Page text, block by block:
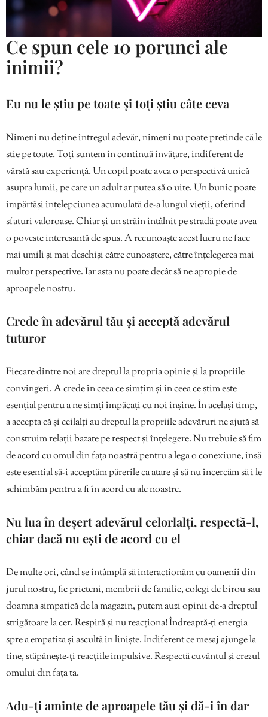
Ce spun cele 10 porunci ale
inimii?
Eu nu le știu pe toate și toți știu câte ceva
Nimeni nu deține întregul adevăr, nimeni nu poate pretinde că le
știe pe toate. Toți suntem în continuă învățare, indiferent de
vârstă sau experiență. Un copil poate avea o perspectivă unică
asupra lumii, pe care un adult ar putea să o uite. Un bunic poate
împărtăși înțelepciunea acumulată de-a lungul vieții, oferind
sfaturi valoroase. Chiar și un străin întâlnit pe stradă poate avea
o poveste interesantă de spus. A recunoaște acest lucru ne face
mai umili și mai deschiși către cunoaștere, către înțelegerea mai
multor perspective. Iar asta nu poate decât să ne apropie de
aproapele nostru.
Crede în adevărul tău și acceptă adevărul
tuturor
Fiecare dintre noi are dreptul la propria opinie și la propriile
convingeri. A crede în ceea ce simțim și în ceea ce știm este
esențial pentru a ne simți împăcați cu noi înșine. În același timp,
a accepta că și ceilalți au dreptul la propriile adevăruri ne ajută să
construim relații bazate pe respect și înțelegere. Nu trebuie să fim
de acord cu omul din fața noastră pentru a lega o conexiune, însă
este esențial să-i acceptăm părerile ca atare și să nu încercăm să i le
schimbăm pentru a fi în acord cu ale noastre.
Nu lua în deșert adevărul celorlalți, respectă-l,
chiar dacă nu ești de acord cu el
De multe ori, când se întâmplă să interacționăm cu oamenii din
jurul nostru, fie prieteni, membrii de familie, colegi de birou sau
doamna simpatică de la magazin, putem auzi opinii de-a dreptul
strigătoare la cer. Respiră și nu reacționa! Îndreaptă-ți energia
spre a empatiza și ascultă în liniște. Indiferent ce mesaj ajunge la
tine, stăpânește-ți reacțiile impulsive. Respectă cuvântul și crezul
omului din fața ta.
Adu-ți aminte de aproapele tău și dă-i în dar